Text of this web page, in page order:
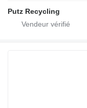
Putz Recycling